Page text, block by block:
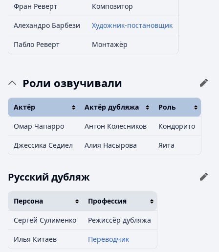
Фран Реверт Композитор
Алехандро Барбези Художник-постановщик
Пабло Реверт Монтажёр
Роли озвучивали
Актёр Актёр дубляжа Роль
Омар Чапарро Антон Колесников Кондорито
Джессика Седиел Алия Насырова Яита
Русский дубляж
Персона Профессия
Сергей Сулименко Режиссёр дубляжа
Илья Китаев Переводчик